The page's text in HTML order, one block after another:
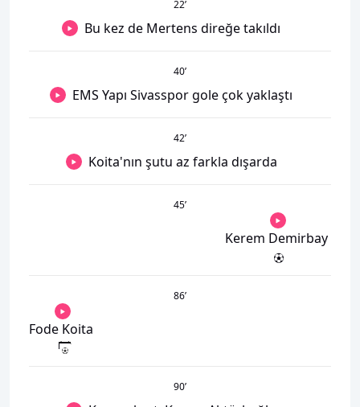
22’
Bu kez de Mertens direğe takıldı
40’
EMS Yapı Sivasspor gole çok yaklaştı
42’
Koita'nın şutu az farkla dışarda
45’
Kerem Demirbay
86’
Fode Koita
90’